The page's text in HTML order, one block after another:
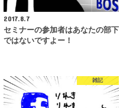
2017.8.7
セミナーの参加者はあなたの部下
ではないですよー！
雑記